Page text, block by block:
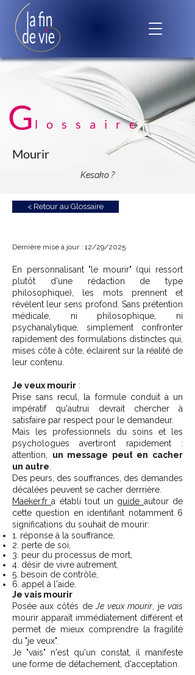
G lossaire
Mourir
Kesako ?
< Retour au Glossaire
Dernière mise à jour : 12/29/2025
En personnalisant "le mourir" (qui ressort
plutôt d'une rédaction de type
philosophique), les mots prennent et
révèlent leur sens profond. Sans prétention
médicale, ni philosophique, ni
psychanalytique, simplement confronter
rapidement des formulations distinctes qui,
mises côte à côte, éclairent sur la réalité de
leur contenu.
Je veux mourir :
Prise sans recul, la formule conduit à un
impératif qu'autrui devrait chercher à
satisfaire par respect pour le demandeur.
Mais les professionnels du soins et les
psychologues avertiront rapidement :
attention, un message peut en cacher
un autre
Des peurs, des souffrances, des demandes
décalées peuvent se cacher derrrière.
Maeker.fra établi tout un guide autour de
cette question en identifiant notamment 6
significations du souhait de mourir:
1. réponse à la souffrance,
2. perte de soi,
3. peur du processus de mort,
4. désir de vivre autrement,
5. besoin de contrôle,
6. appel à l'aide.
Je vais mourir
Posée aux côtés de Je veux mourir , je vais
mourir apparaît immédiatement différent et
permet de mieux comprendre la fragilité
du "je veux".
Je "vais" n'est qu'un constat, il manifeste
une forme de détachement, d'acceptation.